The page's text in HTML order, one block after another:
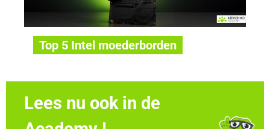
Top 5 Intel moederborden
Lees nu ook in de